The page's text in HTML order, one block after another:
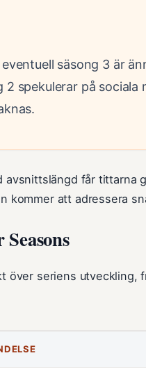
säsong 3 är
spekulerar på sociala
avsnittslängd får tittarna
kommer att adressera
över seriens utveckling,